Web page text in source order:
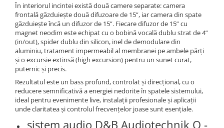
Cabluri MIDI si audio digitale
Cabluri multicore
Conectori
Standuri stative si pupitre
Accesorii stative
Stative de mixer
Stative de partituri
Case-uri, rack, huse si genti
În interiorul incintei există două camere separate: camera
frontală găzduiește două difuzoare de 15”, iar camera din spate
găzduiește încă un difuzor de 15”. Fiecare difuzor de 15” cu
magnet neodim este echipat cu o bobină vocală dublu strat de 4”
(in/out), spider dublu din silicon, inel de demodulare din
aluminiu, tratament impermeabil al membranei pe ambele părți
și o excursie extinsă (high excursion) pentru un sunet curat,
puternic și precis.
Rezultatul este un bass profund, controlat și direcțional, cu o
reducere semnificativă a energiei nedorite în spatele sistemului,
ideal pentru evenimente live, instalații profesionale și aplicații
unde claritatea și controlul frecvențelor joase sunt esențiale.
sistem audio D&B Audiotechnik Q -